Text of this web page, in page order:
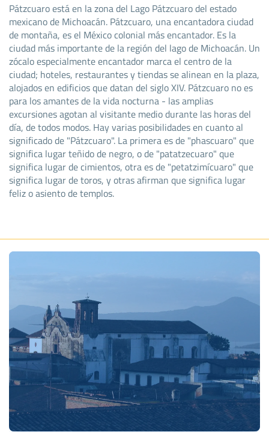
Pátzcuaro está en la zona del Lago Pátzcuaro del estado
mexicano de Michoacán. Pátzcuaro, una encantadora ciudad
de montaña, es el México colonial más encantador. Es la
ciudad más importante de la región del lago de Michoacán. Un
zócalo especialmente encantador marca el centro de la
ciudad; hoteles, restaurantes y tiendas se alinean en la plaza,
alojados en edificios que datan del siglo XIV. Pátzcuaro no es
para los amantes de la vida nocturna - las amplias
excursiones agotan al visitante medio durante las horas del
día, de todos modos. Hay varias posibilidades en cuanto al
significado de "Pátzcuaro". La primera es de "phascuaro" que
significa lugar teñido de negro, o de "patatzecuaro" que
significa lugar de cimientos, otra es de "petatzimícuaro" que
significa lugar de toros, y otras afirman que significa lugar
feliz o asiento de templos.